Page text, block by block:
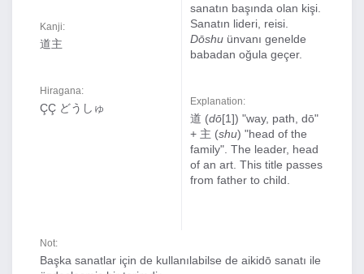
Kanji:
道主
Hiragana:
ÇÇ どうしゅ
sanatın başında olan kişi.
Sanatın lideri, reisi.
Dōshu ünvanı genelde
babadan oğula geçer.
Explanation:
道 (dō[1]) "way, path, dō"
+ 主 (shu) "head of the
family". The leader, head
of an art. This title passes
from father to child.
Not:
Başka sanatlar için de kullanılabilse de aikidō sanatı ile